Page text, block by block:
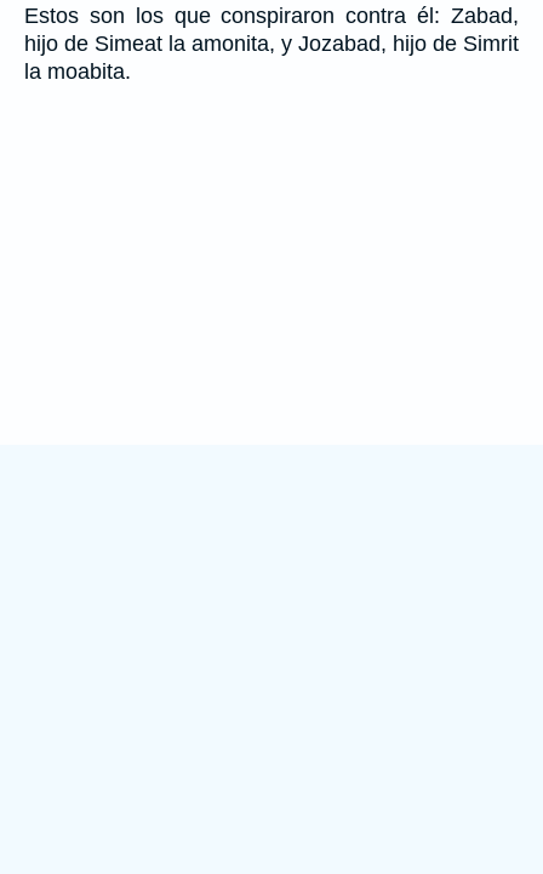
Estos son los que conspiraron contra él: Zabad,
hijo de Simeat la amonita, y Jozabad, hijo de Simrit
la moabita.